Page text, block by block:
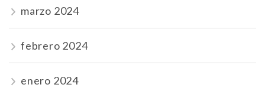
marzo 2024
febrero 2024
enero 2024